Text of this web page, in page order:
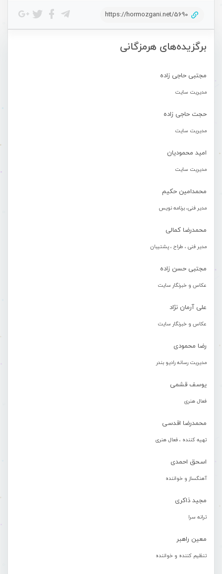
برگزیده‌های هرمزگانی
مجتبی حاجی زاده
مدیریت سایت
حجت حاجی زاده
مدیریت سایت
امید محمودیان
مدیریت سایت
محمدامین حکیم
مدیر فنی، برنامه نویس
محمدرضا کمالی
مدیر فنی ، طراح ، پشتیبان
مجتبی حسن زاده
عکاس و خبرنگار سایت
علی آرمان نژاد
عکاس و خبرنگار سایت
رضا محمودی
مدیریت رسانه رادیو بندر
یوسف قشمی
فعال هنری
محمدرضا اقدسی
تهیه کننده ، فعال هنری
اسحق احمدی
آهنگساز و خواننده
مجید ذاکری
ترانه سرا
معین راهبر
تنظیم کننده و خواننده
https://hormozgani.net/5690